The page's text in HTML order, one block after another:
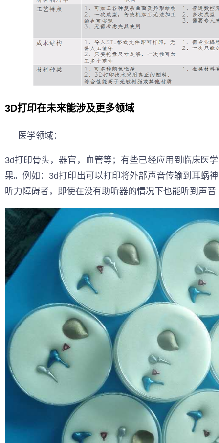
3D打印在未来能涉及更多领域
医学领域：
3d打印骨头，器官，血管等；有些已经应用到临床医
果。例如：3d打印出可以打印将外部声音传输到耳蜗
听力障碍者，即使在没有助听器的情况下也能听到声音